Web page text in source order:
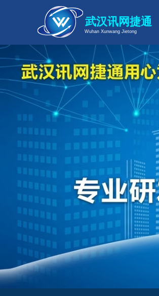
武汉讯网捷通
Wuhan Xunwang Jietong